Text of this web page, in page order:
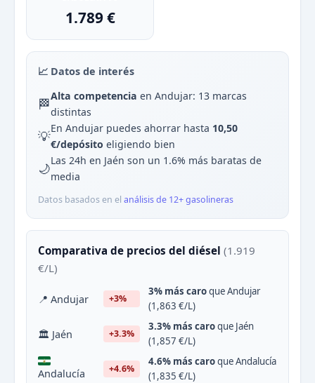
1.789 €
📈 Datos de interés
🏁Alta competencia en Andujar: 13 marcas
distintas
💡En Andujar puedes ahorrar hasta 10,50
€/depósito eligiendo bien
🌙Las 24h en Jaén son un 1.6% más baratas de
media
Datos basados en el análisis de 12+ gasolineras
Comparativa de precios del diésel (1.919
€/L)
📍 Andujar +3%
3% más caroque Andujar
(1,863 €/L)
🏛 Jaén +3.3%
3.3% más caroque Jaén
(1,857 €/L)
Andalucía +4.6%
4.6% más caroque Andalucía
(1,835 €/L)